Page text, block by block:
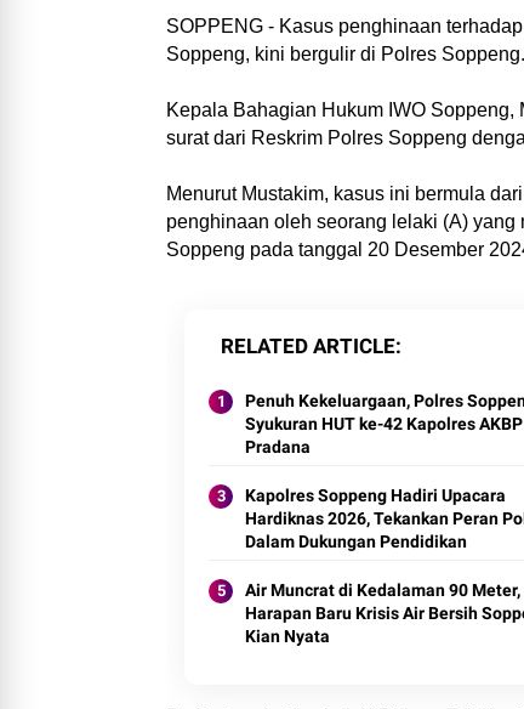
SOPPENG - Kasus penghinaan
Soppeng, kini bergulir di Polres Soppeng.
Kepala Bahagian Hukum IWO
surat dari Reskrim Polres Soppeng
Menurut Mustakim, kasus ini bermula
penghinaan oleh seorang lelaki (A)
Soppeng pada tanggal 20 Desember
RELATED ARTICLE
Penuh Kekeluargaan, Polres
Syukuran HUT ke-42 Kapolres
Pradana
Kapolres Soppeng Hadiri Upacara
Hardiknas 2026, Tekankan Peran
Dalam Dukungan Pendidikan
Air Muncrat di Kedalaman 90 Meter,
Harapan Baru Krisis Air Bersih
Kian Nyata